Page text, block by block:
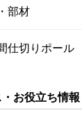
部材
仕切りポール
お役立ち情報